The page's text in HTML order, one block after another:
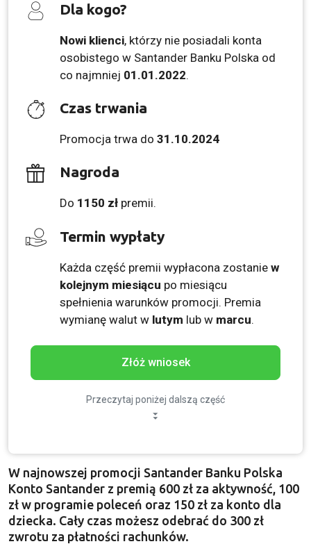
Dla kogo?
Nowi klienci, którzy nie posiadali konta
osobistego w Santander Banku Polska od
co najmniej 01.01.2022.
Czas trwania
Promocja trwa do 31.10.2024
Nagroda
Do 1150 zł premii.
Termin wypłaty
Każda część premii wypłacona zostanie w
kolejnym miesiącu po miesiącu
spełnienia warunków promocji. Premia
wymianę walut w lutym lub w marcu.
Złóż wniosek
Przeczytaj poniżej dalszą część
W najnowszej promocji Santander Banku Polska
Konto Santander z premią 600 zł za aktywność, 100
zł w programie poleceń oraz 150 zł za konto dla
dziecka. Cały czas możesz odebrać do 300 zł
zwrotu za płatności rachunków.